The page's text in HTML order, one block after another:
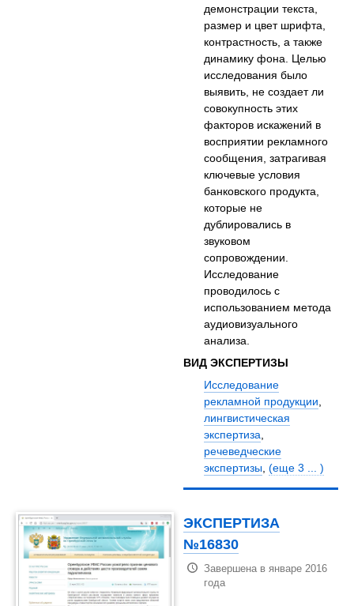
демонстрации текста,
размер и цвет шрифта,
контрастность, а также
динамику фона. Целью
исследования было
выявить, не создает ли
совокупность этих
факторов искажений в
восприятии рекламного
сообщения, затрагивая
ключевые условия
банковского продукта,
которые не
дублировались в
звуковом
сопровождении.
Исследование
проводилось с
использованием метода
аудиовизуального
анализа.
ВИД ЭКСПЕРТИЗЫ
Исследование
рекламной продукции
лингвистическая
экспертиза
речеведческие
экспертизы ,(еще 3 ... )
ЭКСПЕРТИЗА
№16830
Завершена в январе 2016
года